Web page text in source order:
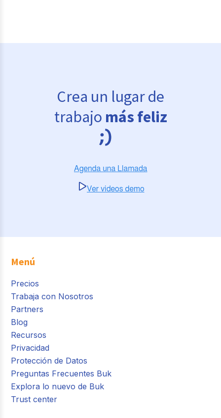
Crea un lugar de
trabajo más feliz
Menú
Precios
Trabaja con Nosotros
Partners
Blog
Recursos
Privacidad
Protección de Datos
Preguntas Frecuentes Buk
Explora lo nuevo de Buk
Trust center